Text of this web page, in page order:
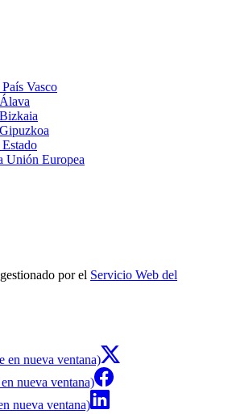
Vasco
Unión Europea
por el Servicio Web del
en nueva ventana)
nueva ventana)
nueva ventana)